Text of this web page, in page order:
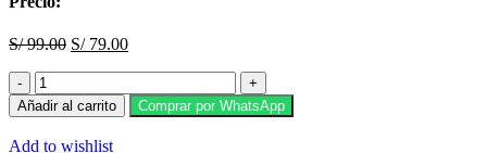
S/99.00 S/79.00
Añadir al carrito Comprar por WhatsApp
Add to wishlist